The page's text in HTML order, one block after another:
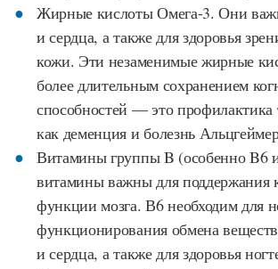
Жирные кислоты Омега-3. Они
и сердца, а также для здоровья
кожи. Эти незаменимые жирные
более длительным сохранением
способностей — это профилактика
как деменция и болезнь
Витамины группы B (особенно B6
витамины важны для поддержания
функции мозга. В6 необходим для
функционирования обмена
и сердца, а также для здоровья